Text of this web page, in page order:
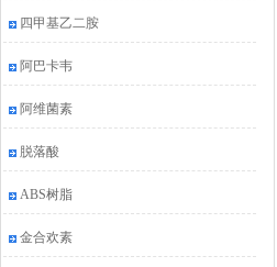
四甲基乙二胺
阿巴卡韦
阿维菌素
脱落酸
ABS树脂
金合欢素